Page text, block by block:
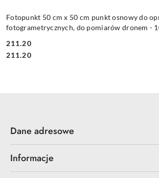
Fotopunkt 50 cm x 50 cm punkt osnowy do
fotogrametrycznych, do pomiarów dronem -
Cena:
211.20
Cena:
211.20
Dane adresowe
Informacje